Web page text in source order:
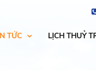
TỨC LỊCH THUỶ